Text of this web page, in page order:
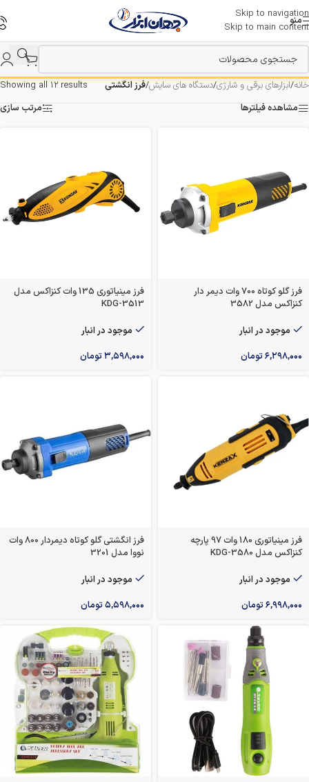
Skip to navigation
Skip to main content
منو
خانه/ابزارهای برقی و شارژی/دستگاه های سایش/فرز انگشتی
Showing all 12 results
مشاهده فیلترها
مرتب سازی
فرز گلو کوتاه 700 وات دیمر دار
کنزاکس مدل 3582
موجود در انبار
۶,۲۹۸,۰۰۰تومان
فرز مینیاتوری 135 وات کنزاکس مدل
KDG-3513
موجود در انبار
۳,۵۹۸,۰۰۰تومان
فرز مینیاتوری 180 وات 97 پارچه
کنزاکس مدل KDG-3580
موجود در انبار
۶,۹۹۸,۰۰۰تومان
فرز انگشتی گلو کوتاه دیمردار 800 وات
نووا مدل 3201
موجود در انبار
۵,۵۹۸,۰۰۰تومان